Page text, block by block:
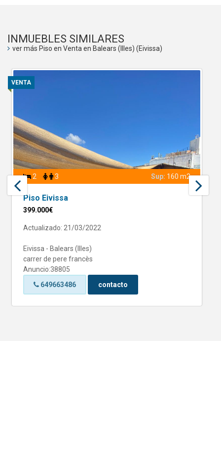
INMUEBLES SIMILARES
ver más Piso en Venta en Balears (Illes) (Eivissa)
VENTA
2 3 Sup: 160 m2
Piso Eivissa
399.000€
Actualizado: 21/03/2022
Eivissa - Balears (Illes)
carrer de pere francès
Anuncio:38805
649663486
contacto